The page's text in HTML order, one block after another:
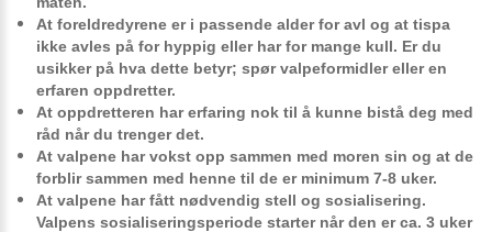
At foreldredyrene er i passende alder for avl og at tispa
ikke avles på for hyppig eller har for mange kull. Er du
usikker på hva dette betyr; spør valpeformidler eller en
erfaren oppdretter.
At oppdretteren har erfaring nok til å kunne bistå deg med
råd når du trenger det.
At valpene har vokst opp sammen med moren sin og at de
forblir sammen med henne til de er minimum 7-8 uker.
At valpene har fått nødvendig stell og sosialisering.
Valpens sosialiseringsperiode starter når den er ca. 3 uker